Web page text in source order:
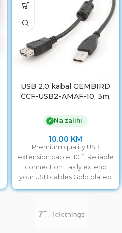
USB 2.0 kabal GEMBIRD
CCF-USB2-AMAF-10, 3m,
ferrit
✓ Na zalihi
10.00 KM
Premium quality USB
extension cable, 10 ft Reliable
connection Easily extend
your USB cables Gold plated
contacts Lifetime warranty